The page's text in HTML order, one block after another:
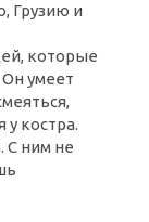
Грузию и
которые
умеет
у костра.
С ним не